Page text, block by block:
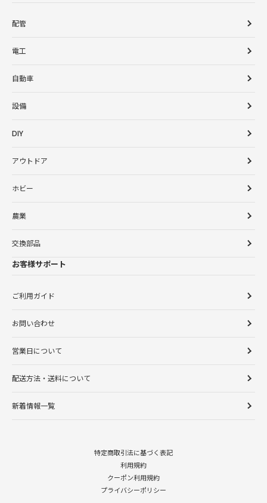
配管
電工
自動車
設備
DIY
アウトドア
ホビー
農業
交換部品
お客様サポート
ご利用ガイド
お問い合わせ
営業日について
配送方法・送料について
新着情報一覧
特定商取引法に基づく表記
利用規約
クーポン利用規約
プライバシーポリシー